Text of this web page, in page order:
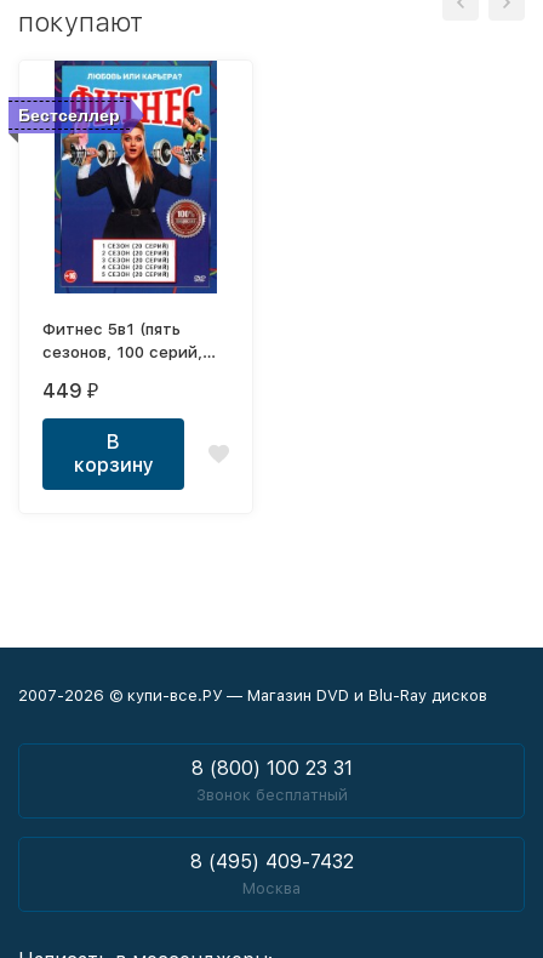
покупают
Бестселлер
Фитнес 5в1 (пять
сезонов, 100 серий,
449 ₽
В
корзину
2007-2026 © купи-все.РУ — Магазин DVD и Blu-Ray дисков
8 (800) 100 23 31
Звонок бесплатный
8 (495) 409-7432
Москва